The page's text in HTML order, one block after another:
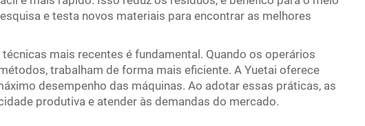
e testa novos materiais para encontrar as melhores
mais recentes é fundamental. Quando os operários
trabalham de forma mais eficiente. A Yuetai oferece
desempenho das máquinas. Ao adotar essas práticas, as
produtiva e atender às demandas do mercado.